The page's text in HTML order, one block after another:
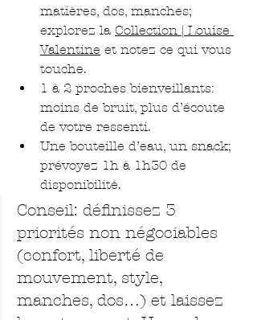
matières, dos, manches;
explorez la Collection | Louise
Valentine et notez ce qui vous
touche.
1 à 2 proches bienveillants:
moins de bruit, plus d’écoute
de votre ressenti.
Une bouteille d’eau, un snack;
prévoyez 1h à 1h30 de
disponibilité.
Conseil: définissez 3
priorités non négociables
(confort, liberté de
mouvement, style,
manches, dos…) et laissez